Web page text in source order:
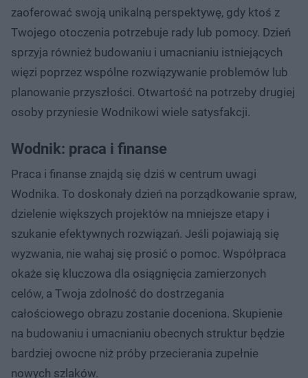
zaoferować swoją unikalną perspektywę, gdy ktoś z
Twojego otoczenia potrzebuje rady lub pomocy. Dzień
sprzyja również budowaniu i umacnianiu istniejących
więzi poprzez wspólne rozwiązywanie problemów lub
planowanie przyszłości. Otwartość na potrzeby drugiej
osoby przyniesie Wodnikowi wiele satysfakcji.
Wodnik: praca i finanse
Praca i finanse znajdą się dziś w centrum uwagi
Wodnika. To doskonały dzień na porządkowanie spraw,
dzielenie większych projektów na mniejsze etapy i
szukanie efektywnych rozwiązań. Jeśli pojawiają się
wyzwania, nie wahaj się prosić o pomoc. Współpraca
okaże się kluczowa dla osiągnięcia zamierzonych
celów, a Twoja zdolność do dostrzegania
całościowego obrazu zostanie doceniona. Skupienie
na budowaniu i umacnianiu obecnych struktur będzie
bardziej owocne niż próby przecierania zupełnie
nowych szlaków.